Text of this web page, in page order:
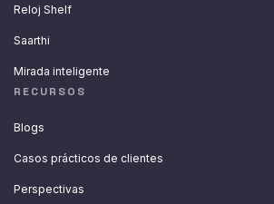
Reloj Shelf
Saarthi
Mirada inteligente
RECURSOS
Blogs
Casos prácticos de clientes
Perspectivas